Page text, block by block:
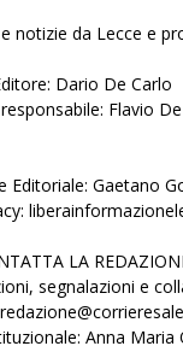
notizie da Lecce e
Dario De Carlo
Flavio
Editoriale: Gaetano
LA
segnalazioni e
Anna Maria